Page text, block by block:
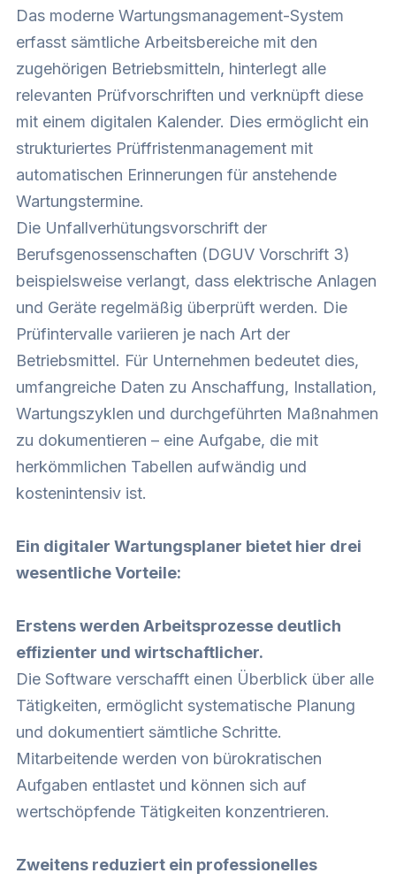
Das moderne Wartungsmanagement-System
erfasst sämtliche Arbeitsbereiche mit den
zugehörigen Betriebsmitteln, hinterlegt alle
relevanten Prüfvorschriften und verknüpft diese
mit einem digitalen Kalender. Dies ermöglicht ein
strukturiertes Prüffristenmanagement mit
automatischen Erinnerungen für anstehende
Wartungstermine.
Die Unfallverhütungsvorschrift der
Berufsgenossenschaften (DGUV Vorschrift 3)
beispielsweise verlangt, dass elektrische Anlagen
und Geräte regelmäßig überprüft werden. Die
Prüfintervalle variieren je nach Art der
Betriebsmittel. Für Unternehmen bedeutet dies,
umfangreiche Daten zu Anschaffung, Installation,
Wartungszyklen und durchgeführten Maßnahmen
zu dokumentieren – eine Aufgabe, die mit
herkömmlichen Tabellen aufwändig und
kostenintensiv ist.
Ein digitaler Wartungsplaner bietet hier drei
wesentliche Vorteile:
Erstens werden Arbeitsprozesse deutlich
effizienter und wirtschaftlicher.
Die Software verschafft einen Überblick über alle
Tätigkeiten, ermöglicht systematische Planung
und dokumentiert sämtliche Schritte.
Mitarbeitende werden von bürokratischen
Aufgaben entlastet und können sich auf
wertschöpfende Tätigkeiten konzentrieren.
Zweitens reduziert ein professionelles